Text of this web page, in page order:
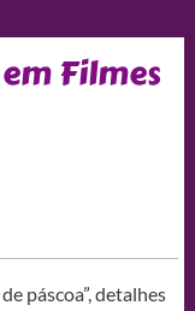
Filmes
páscoa”, detalhes